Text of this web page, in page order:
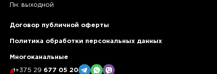
Пн: выходной
Договор публичной оферты
Политика обработки персональных данных
Многоканальные
+375 29 677 05 20